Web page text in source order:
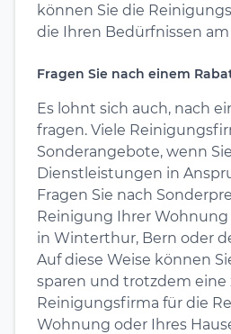
können Sie die
die Ihren Bedürfnissen
Fragen Sie nach einem
Es lohnt sich auch, nach
fragen. Viele
Sonderangebote, wenn
Dienstleistungen in
Fragen Sie nach
Reinigung Ihrer Wohnung
in Winterthur, Bern oder
Auf diese Weise können
sparen und trotzdem eine
Reinigungsfirma für die
Wohnung oder Ihres